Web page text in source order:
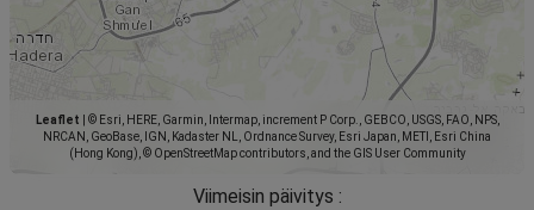
Leaflet
© Esri, HERE, Garmin, Intermap, increment P Corp., GEBCO, USGS, FAO, NPS,
NRCAN, GeoBase, IGN, Kadaster NL, Ordnance Survey, Esri Japan, METI, Esri China
(Hong Kong), © OpenStreetMap contributors, and the GIS User Community
Viimeisin päivitys :